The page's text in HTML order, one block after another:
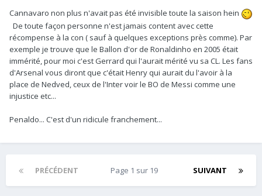
Cannavaro non plus n'avait pas été invisible toute la saison hein
De toute façon personne n'est jamais content avec cette
récompense à la con ( sauf à quelques exceptions près comme). Par
exemple je trouve que le Ballon d'or de Ronaldinho en 2005 était
immérité, pour moi c'est Gerrard qui l'aurait mérité vu sa CL. Les fans
d'Arsenal vous diront que c'était Henry qui aurait du l'avoir à la
place de Nedved, ceux de l'Inter voir le BO de Messi comme une
injustice etc...
Penaldo... C'est d'un ridicule franchement...
PRÉCÉDENT SUIVANT
Page 1 sur 19